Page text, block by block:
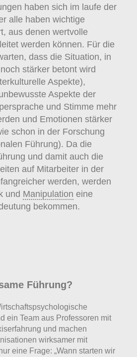
haben sich im laufe der
alle haben wichtige
aus denen wertvolle
werden können. Für die
dass die Situation, in
stärker betont wird
Aspekte),
Aspekte der
und Stimme mehr
und Emotionen stärker
schon in der Forschung
Führung). Da die
und damit auch die
auf Mitarbeiter in der
werden, werden
und Manipulation eine
bekommen.
Führung?
ein Team aus Professoren mit
und machen
wirksamer mit
eine Frage: „Wann starten wir